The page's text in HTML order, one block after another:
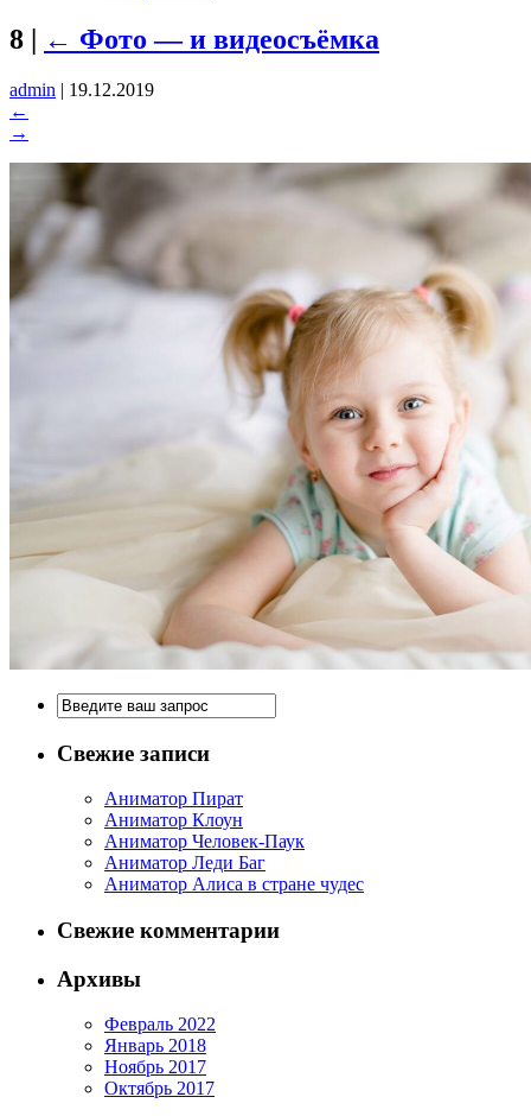
8 | ← Фото — и видеосъёмка
admin | 19.12.2019
←
→
Свежие записи
Аниматор Пират
Аниматор Клоун
Аниматор Человек-Паук
Аниматор Леди Баг
Аниматор Алиса в стране чудес
Свежие комментарии
Архивы
Февраль 2022
Январь 2018
Ноябрь 2017
Октябрь 2017